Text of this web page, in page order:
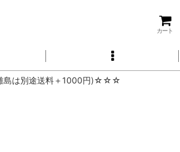
カート
島は別途送料＋1000円)☆☆☆